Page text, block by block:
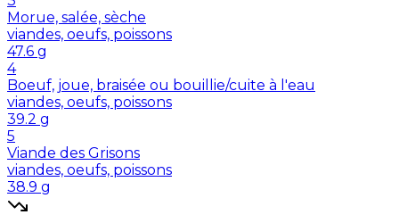
Morue, salée, sèche
viandes, oeufs, poissons
47.6 g
4
Boeuf, joue, braisée ou bouillie/cuite à l'eau
viandes, oeufs, poissons
39.2 g
5
Viande des Grisons
viandes, oeufs, poissons
38.9 g